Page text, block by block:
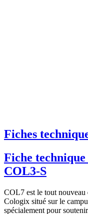
Fiches
Fiche technique
COL3-S
COL7 est le tout nouveau
Cologix situé sur le
spécialement pour